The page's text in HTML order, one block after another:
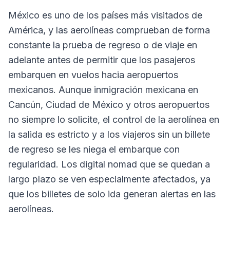
México es uno de los países más visitados de
América, y las aerolíneas comprueban de forma
constante la prueba de regreso o de viaje en
adelante antes de permitir que los pasajeros
embarquen en vuelos hacia aeropuertos
mexicanos. Aunque inmigración mexicana en
Cancún, Ciudad de México y otros aeropuertos
no siempre lo solicite, el control de la aerolínea en
la salida es estricto y a los viajeros sin un billete
de regreso se les niega el embarque con
regularidad. Los digital nomad que se quedan a
largo plazo se ven especialmente afectados, ya
que los billetes de solo ida generan alertas en las
aerolíneas.